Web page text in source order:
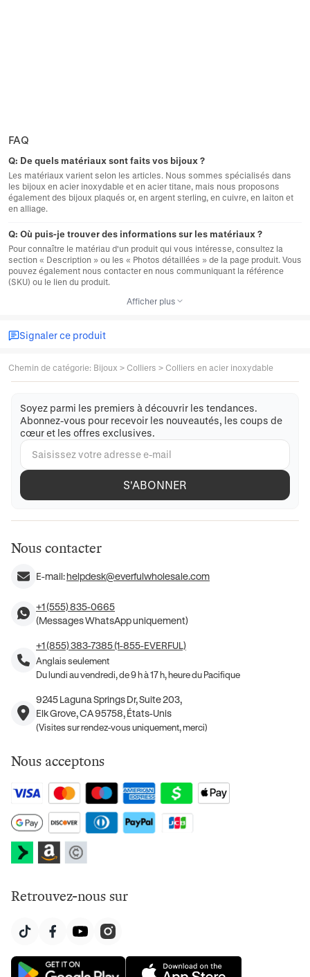
FAQ
Q: De quels matériaux sont faits vos bijoux ?
Les matériaux varient selon les articles. Nous sommes spécialisés dans
les bijoux en acier inoxydable et en acier titane, mais nous proposons
également des bijoux plaqués or, en argent sterling, en cuivre, en laiton et
en alliage.
Q: Où puis-je trouver des informations sur les matériaux ?
Pour connaître le matériau d'un produit qui vous intéresse, consultez la
section « Description » ou les « Photos détaillées » de la page produit. Vous
pouvez également nous contacter en nous communiquant la référence
(SKU) ou le lien du produit.
Afficher plus
Signaler ce produit
Chemin de catégorie: Bijoux > Colliers > Colliers en acier inoxydable
Soyez parmi les premiers à découvrir les tendances.
Abonnez-vous pour recevoir les nouveautés, les coups de
cœur et les offres exclusives.
S'ABONNER
Nous contacter
E-mail:helpdesk@everfulwholesale.com
+1 (555) 835-0665
(Messages WhatsApp uniquement)
+1 (855) 383-7385 (1-855-EVERFUL)
Anglais seulement
Du lundi au vendredi, de 9 h à 17 h, heure du Pacifique
9245 Laguna Springs Dr, Suite 203,
Elk Grove, CA 95758, États-Unis
(Visites sur rendez-vous uniquement, merci)
Nous acceptons
Retrouvez-nous sur